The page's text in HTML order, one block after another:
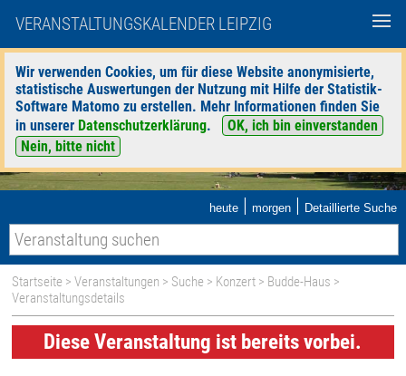
VERANSTALTUNGSKALENDER LEIPZIG
Wir verwenden Cookies, um für diese Website anonymisierte,
statistische Auswertungen der Nutzung mit Hilfe der Statistik-
Software Matomo zu erstellen. Mehr Informationen finden Sie
in unserer Datenschutzerklärung.
OK, ich bin einverstanden
Nein, bitte nicht
heute | morgen | Detaillierte Suche
Startseite >Veranstaltungen > Suche > Konzert > Budde-Haus >
Veranstaltungsdetails
Diese Veranstaltung ist bereits vorbei.